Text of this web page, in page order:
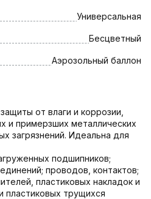
Универсальная
Бесцветный
Аэрозольный баллон
от влаги и коррозии,
и примерзших металлических
загрязнений. Идеальна для
подшипников;
проводов, контактов;
пластиковых накладок и
пластиковых трущихся